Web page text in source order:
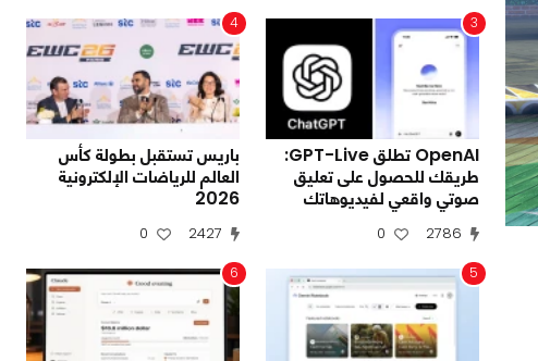
3
OpenAI تطلق GPT-Live:
طريقك للحصول على تعليق
صوتي واقعي لفيديوهاتك
2786
0
4
باريس تستقبل بطولة كأس
العالم للرياضات الإلكترونية
2026
2427
0
5
6